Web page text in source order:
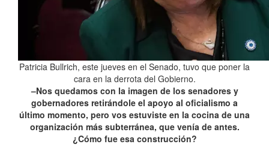
Patricia Bullrich, este jueves en el Senado, tuvo que poner la
cara en la derrota del Gobierno.
–Nos quedamos con la imagen de los senadores y
gobernadores retirándole el apoyo al oficialismo a
último momento, pero vos estuviste en la cocina de una
organización más subterránea, que venía de antes.
¿Cómo fue esa construcción?